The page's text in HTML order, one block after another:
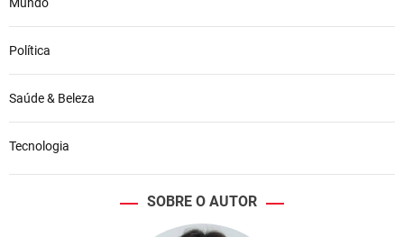
Política
Saúde & Beleza
Tecnologia
SOBRE O AUTOR